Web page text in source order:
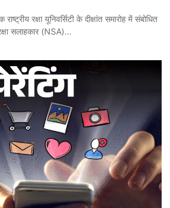
रक्षा यूनिवर्सिटी के दीक्षांत समारोह में संबोधित
सलाहकार (NSA)...